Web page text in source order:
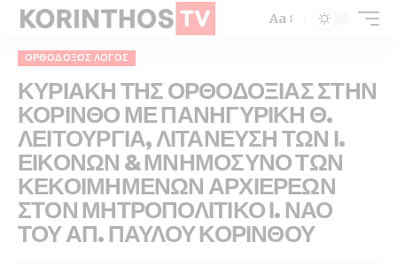
Aa
ΟΡΘΌΔΟΞΟΣ ΛΌΓΟΣ
ΚΥΡΙΑΚΗ ΤΗΣ ΟΡΘΟΔΟΞΙΑΣ ΣΤΗΝ
ΚΟΡΙΝΘΟ ΜΕ ΠΑΝΗΓΥΡΙΚΗ Θ.
ΛΕΙΤΟΥΡΓΙΑ, ΛΙΤΑΝΕΥΣΗ ΤΩΝ Ι.
ΕΙΚΟΝΩΝ & ΜΝΗΜΟΣΥΝΟ ΤΩΝ
ΚΕΚΟΙΜΗΜΕΝΩΝ ΑΡΧΙΕΡΕΩΝ
ΣΤΟΝ ΜΗΤΡΟΠΟΛΙΤΙΚΟ Ι. ΝΑΟ
ΤΟΥ ΑΠ. ΠΑΥΛΟΥ ΚΟΡΙΝΘΟΥ